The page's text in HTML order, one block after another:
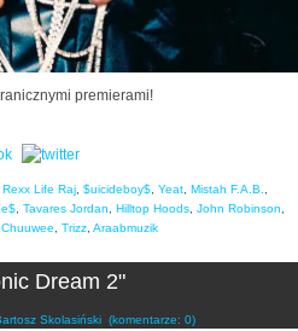
premierami!
Rexx Life Raj $uicideboy$ Yeat Mistah F.A.B.
Tavares Jordan Hilltop Hoods John Robinson
Chuuwee Trizz Araabmuzik
Dream 2"
Skolasiński (komentarze: 0)